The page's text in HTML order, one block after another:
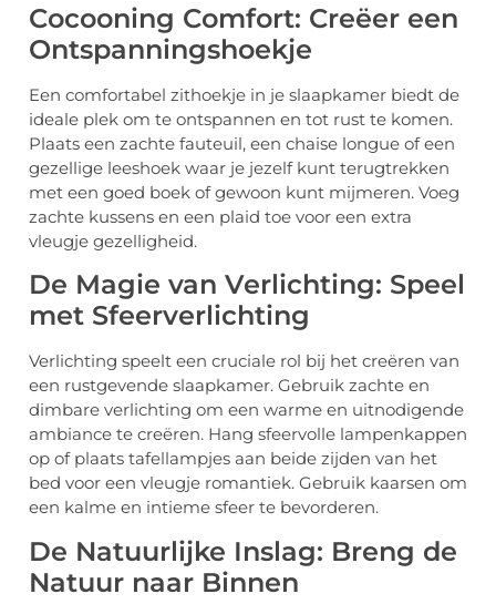
Cocooning Comfort: Creëer een
Ontspanningshoekje
Een comfortabel zithoekje in je slaapkamer biedt de
ideale plek om te ontspannen en tot rust te komen.
Plaats een zachte fauteuil, een chaise longue of een
gezellige leeshoek waar je jezelf kunt terugtrekken
met een goed boek of gewoon kunt mijmeren. Voeg
zachte kussens en een plaid toe voor een extra
vleugje gezelligheid.
De Magie van Verlichting: Speel
met Sfeerverlichting
Verlichting speelt een cruciale rol bij het creëren van
een rustgevende slaapkamer. Gebruik zachte en
dimbare verlichting om een warme en uitnodigende
ambiance te creëren. Hang sfeervolle lampenkappen
op of plaats tafellampjes aan beide zijden van het
bed voor een vleugje romantiek. Gebruik kaarsen om
een kalme en intieme sfeer te bevorderen.
De Natuurlijke Inslag: Breng de
Natuur naar Binnen